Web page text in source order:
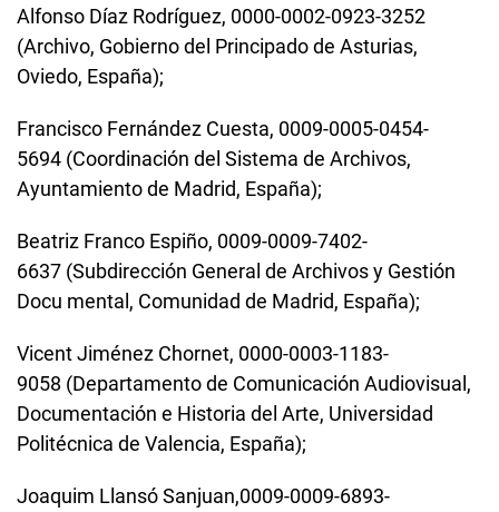
Alfonso Díaz Rodríguez, 0000-0002-0923-3252
(Archivo, Gobierno del Principado de Asturias,
Oviedo, España);
Francisco Fernández Cuesta, 0009-0005-0454-
5694 (Coordinación del Sistema de Archivos,
Ayuntamiento de Madrid, España);
Beatriz Franco Espiño, 0009-0009-7402-
6637 (Subdirección General de Archivos y Gestión
Docu mental, Comunidad de Madrid, España);
Vicent Jiménez Chornet, 0000-0003-1183-
9058 (Departamento de Comunicación Audiovisual,
Documentación e Historia del Arte, Universidad
Politécnica de Valencia, España);
Joaquim Llansó Sanjuan,0009-0009-6893-